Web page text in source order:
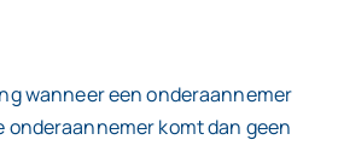
wanneer een onderaannemer
onderaannemer komt dan geen